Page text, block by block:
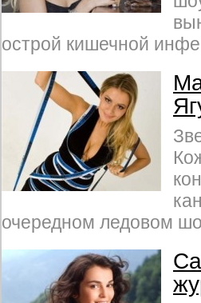
острой кишечной
очередном ледовом